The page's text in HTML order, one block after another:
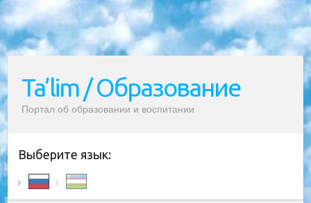
Ta’lim / Образование
Портал об образовании и воспитании
Выберите язык: